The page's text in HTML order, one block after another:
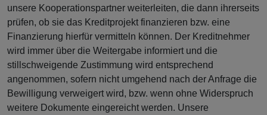
unsere Kooperationspartner weiterleiten, die dann ihrerseits
prüfen, ob sie das Kreditprojekt finanzieren bzw. eine
Finanzierung hierfür vermitteln können. Der Kreditnehmer
wird immer über die Weitergabe informiert und die
stillschweigende Zustimmung wird entsprechend
angenommen, sofern nicht umgehend nach der Anfrage die
Bewilligung verweigert wird, bzw. wenn ohne Widerspruch
weitere Dokumente eingereicht werden. Unsere